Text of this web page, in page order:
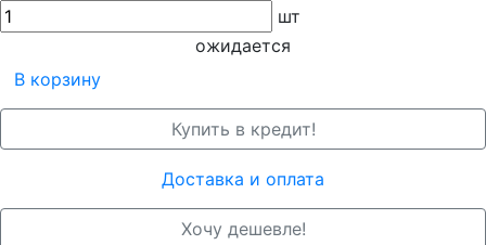
шт
ожидается
В корзину
Купить в кредит!
Доставка и оплата
Хочу дешевле!